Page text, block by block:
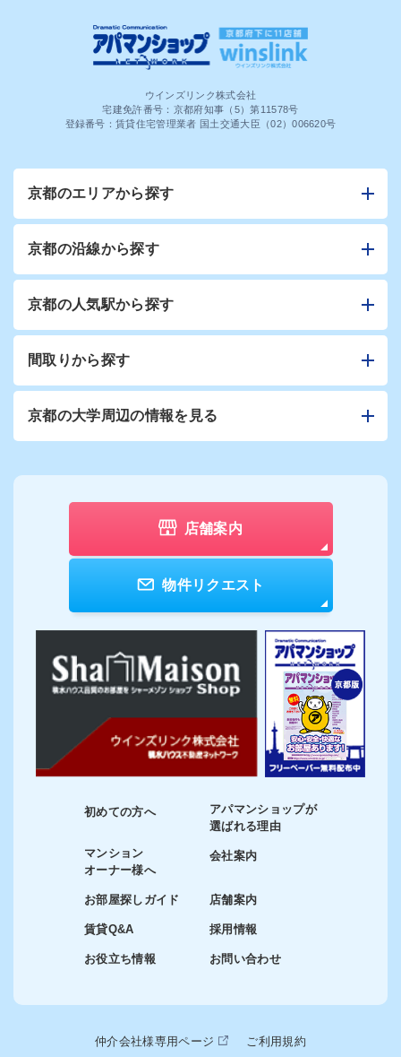
ウインズリンク株式会社
宅建免許番号：京都府知事（5）第11578号
登録番号：賃貸住宅管理業者 国土交通大臣（02）006620号
京都のエリアから探す
京都の沿線から探す
京都の人気駅から探す
間取りから探す
京都の大学周辺の情報を見る
店舗案内
物件リクエスト
初めての方へ
マンション
オーナー様へ
お部屋探しガイド
賃貸Q&A
お役立ち情報
アパマンショップが
選ばれる理由
会社案内
店舗案内
採用情報
お問い合わせ
仲介会社様専用ページ ご利用規約